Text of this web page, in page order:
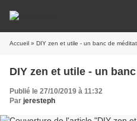
Accueil » DIY zen et utile - un banc de
DIY zen et utile - un
Publié le 27/10/2019 à 11:32
Par jeresteph